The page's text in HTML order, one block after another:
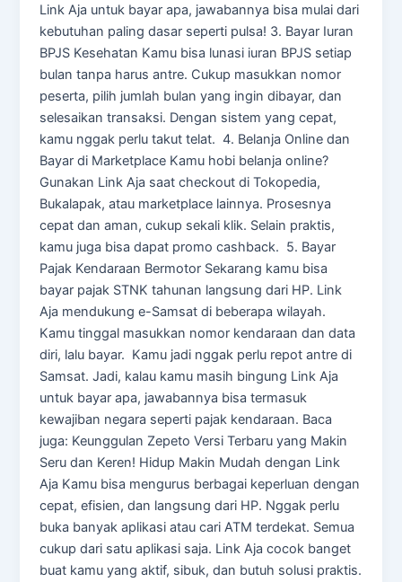
Link Aja untuk bayar apa, jawabannya bisa mulai dari
kebutuhan paling dasar seperti pulsa! 3. Bayar Iuran
BPJS Kesehatan Kamu bisa lunasi iuran BPJS setiap
bulan tanpa harus antre. Cukup masukkan nomor
peserta, pilih jumlah bulan yang ingin dibayar, dan
selesaikan transaksi. Dengan sistem yang cepat,
kamu nggak perlu takut telat. 4. Belanja Online dan
Bayar di Marketplace Kamu hobi belanja online?
Gunakan Link Aja saat checkout di Tokopedia,
Bukalapak, atau marketplace lainnya. Prosesnya
cepat dan aman, cukup sekali klik. Selain praktis,
kamu juga bisa dapat promo cashback. 5. Bayar
Pajak Kendaraan Bermotor Sekarang kamu bisa
bayar pajak STNK tahunan langsung dari HP. Link
Aja mendukung e-Samsat di beberapa wilayah.
Kamu tinggal masukkan nomor kendaraan dan data
diri, lalu bayar. Kamu jadi nggak perlu repot antre di
Samsat. Jadi, kalau kamu masih bingung Link Aja
untuk bayar apa, jawabannya bisa termasuk
kewajiban negara seperti pajak kendaraan. Baca
juga: Keunggulan Zepeto Versi Terbaru yang Makin
Seru dan Keren! Hidup Makin Mudah dengan Link
Aja Kamu bisa mengurus berbagai keperluan dengan
cepat, efisien, dan langsung dari HP. Nggak perlu
buka banyak aplikasi atau cari ATM terdekat. Semua
cukup dari satu aplikasi saja. Link Aja cocok banget
buat kamu yang aktif, sibuk, dan butuh solusi praktis.